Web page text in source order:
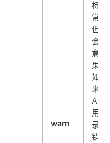
warn
标帜
常运
但可
会产
意外
果（
如，
来的
API
用、
录器
错误